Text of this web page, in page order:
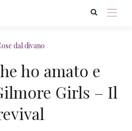
dal divano
ho amato e
Girls – Il